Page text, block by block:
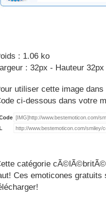
: 1.06 ko
: 32px - Hauteur 32px
utiliser cette image
ci-dessous dans votre
catégorie
Ces emoticones